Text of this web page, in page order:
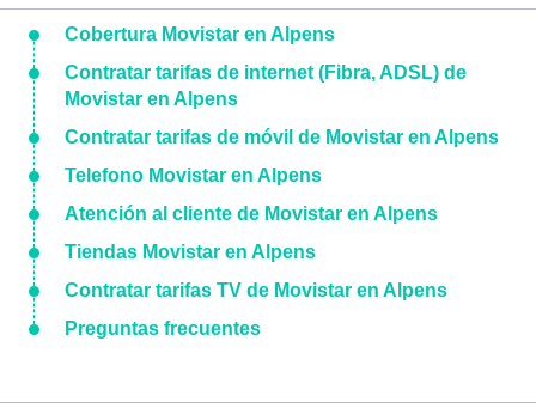
Cobertura Movistar en Alpens
Contratar tarifas de internet (Fibra, ADSL) de
Movistar en Alpens
Contratar tarifas de móvil de Movistar en Alpens
Telefono Movistar en Alpens
Atención al cliente de Movistar en Alpens
Tiendas Movistar en Alpens
Contratar tarifas TV de Movistar en Alpens
Preguntas frecuentes